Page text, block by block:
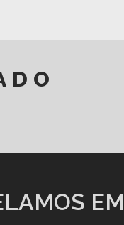
Bento Freitas, 99 -